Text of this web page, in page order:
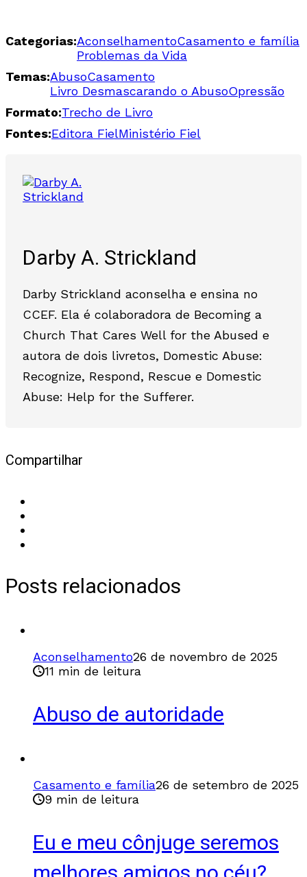
Categorias:AconselhamentoCasamento e família
Problemas da Vida
Temas:AbusoCasamento
Livro Desmascarando o AbusoOpressão
Formato:Trecho de Livro
Fontes:Editora FielMinistério Fiel
Darby A. Strickland
Darby Strickland aconselha e ensina no
CCEF. Ela é colaboradora de Becoming a
Church That Cares Well for the Abused e
autora de dois livretos, Domestic Abuse:
Recognize, Respond, Rescue e Domestic
Abuse: Help for the Sufferer.
Compartilhar
Posts relacionados
Aconselhamento26 de novembro de 2025
11 min de leitura
Abuso de autoridade
Casamento e família26 de setembro de 2025
9 min de leitura
Eu e meu cônjuge seremos